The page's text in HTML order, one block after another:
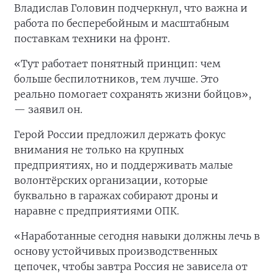
Владислав Головин подчеркнул, что важна и
работа по бесперебойным и масштабным
поставкам техники на фронт.
«Тут работает понятный принцип: чем
больше беспилотников, тем лучше. Это
реально помогает сохранять жизни бойцов»,
— заявил он.
Герой России предложил держать фокус
внимания не только на крупных
предприятиях, но и поддерживать малые
волонтёрских организации, которые
буквально в гаражах собирают дроны и
наравне с предприятиями ОПК.
«Наработанные сегодня навыки должны лечь в
основу устойчивых производственных
цепочек, чтобы завтра Россия не зависела от